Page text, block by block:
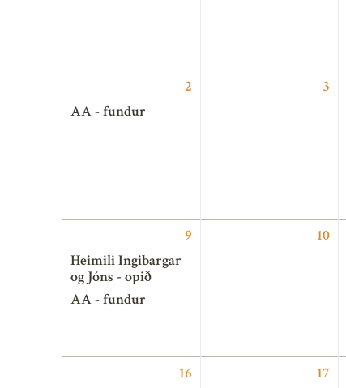
2
AA - fundur
3
9
Heimili Ingibargar
og Jóns - opið
AA - fundur
10
16
17